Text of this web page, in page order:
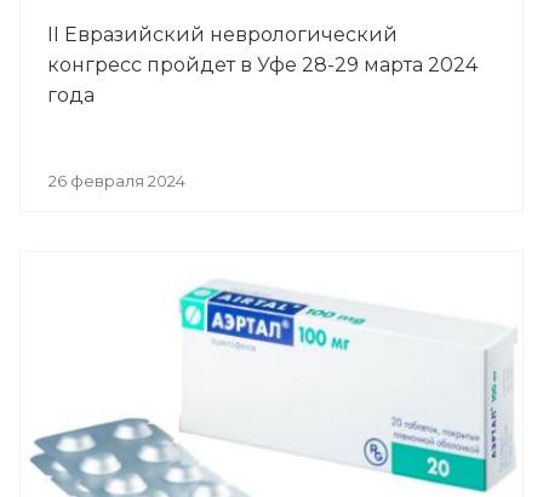
II Евразийский неврологический
конгресс пройдет в Уфе 28-29 марта 2024
года
26 февраля 2024